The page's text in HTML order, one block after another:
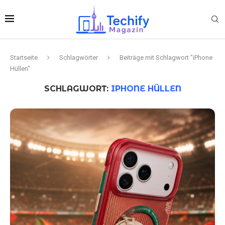
Startseite Schlagwörter
Beiträge mit Schlagwort "iPhone
Hüllen"
SCHLAGWORT: IPHONE HÜLLEN